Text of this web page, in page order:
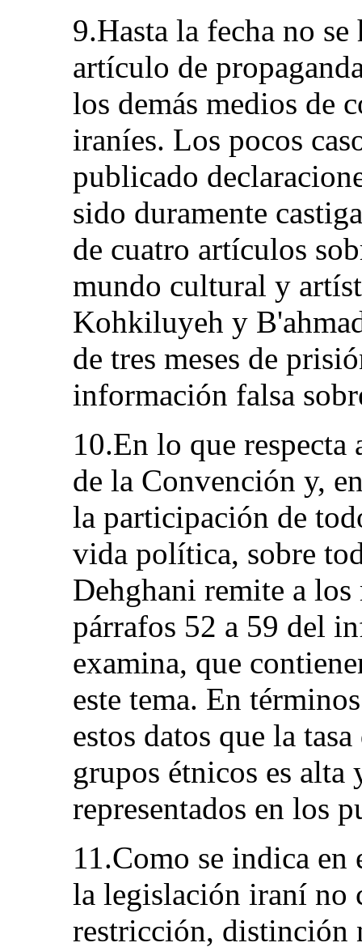
9.Hasta la fecha no
artículo de
los demás medios de
iraníes. Los pocos
publicado
sido duramente
de cuatro artículos
mundo cultural y
Kohkiluyeh y
de tres meses de
información falsa
10.En lo que
de la Convención y,
la participación de
vida política, sobre
Dehghani remite a
párrafos 52 a 59 del
examina, que
este tema. En
estos datos que la
grupos étnicos es alta
representados en los
11.Como se indica
la legislación iraní no
restricción, distinción